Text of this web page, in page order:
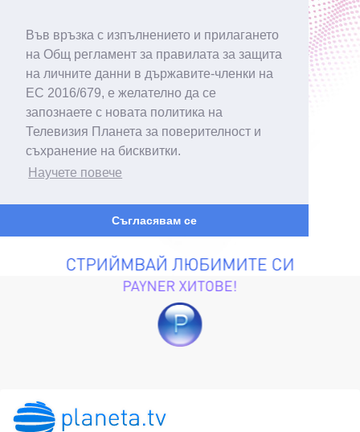
Във връзка с изпълнението и прилагането
на Общ регламент за правилата за защита
на личните данни в държавите-членки на
ЕС 2016/679, е желателно да се
запознаете с новата политика на
Телевизия Планета за поверителност и
съхранение на бисквитки.
Научете повече
Съгласявам се